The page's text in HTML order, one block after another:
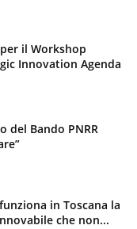
per il Workshop
Innovation Agenda
del Bando PNRR
in Toscana la
che non...